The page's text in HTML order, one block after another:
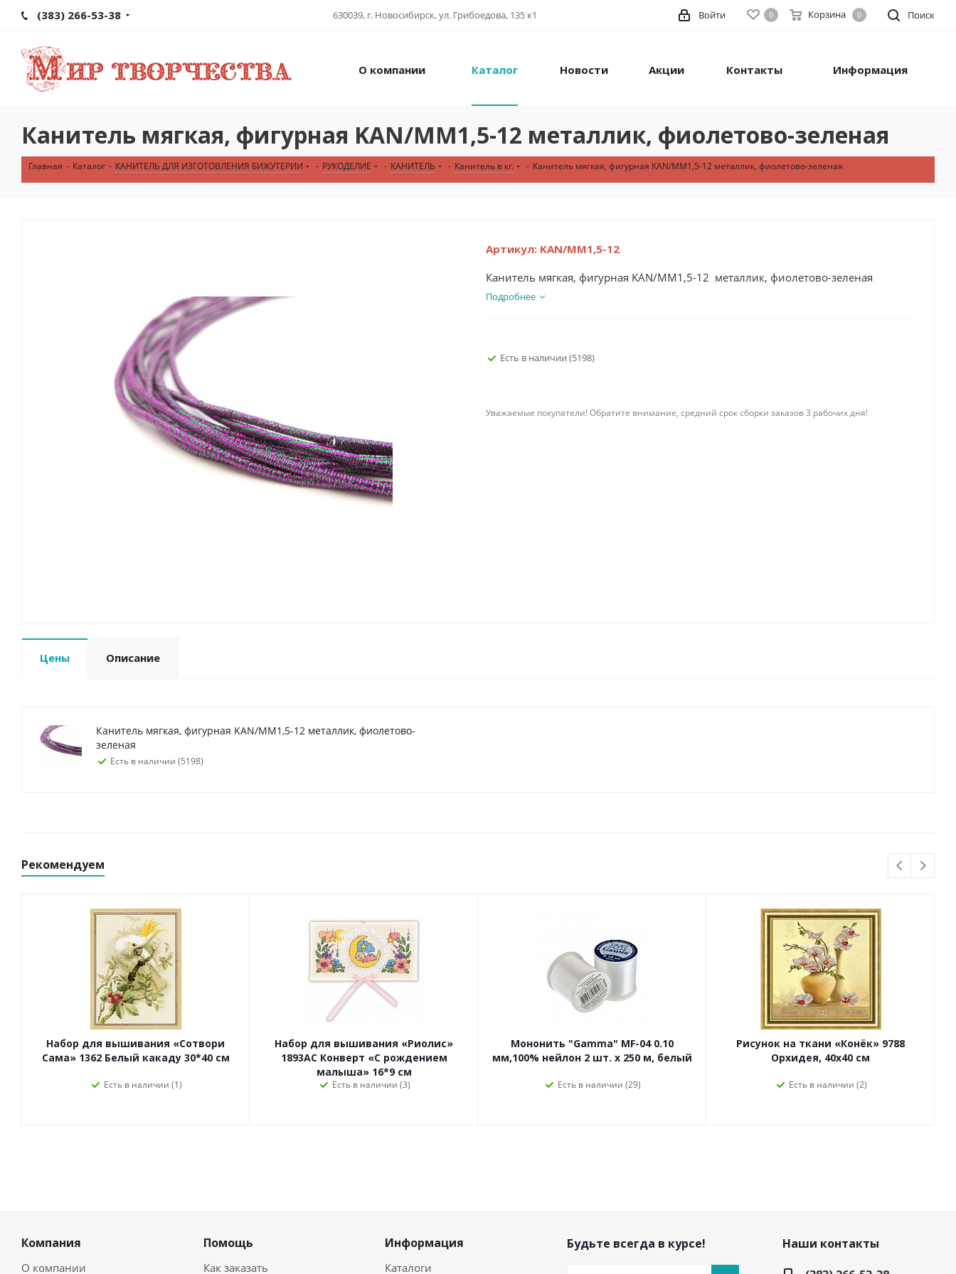
(383) 266-53-38 630039, г. Новосибирск, ул. Грибоедова, 135 к1 Поиск
0 Корзина 0
Войти
О компании Каталог Новости Акции Контакты Информация
Канитель мягкая, фигурная KAN/MM1,5-12 металлик, фиолетово-зеленая
Главная - Каталог - КАНИТЕЛЬ ДЛЯ ИЗГОТОВЛЕНИЯ БИЖУТЕРИИ - РУКОДЕЛИЕ - КАНИТЕЛЬ - Канитель в кг. - Канитель мягкая, фигурная KAN/MM1,5-12 металлик, фиолетово-зеленая
Артикул: KAN/MM1,5-12
Канитель мягкая, фигурная KAN/MM1,5-12 металлик, фиолетово-зеленая
Подробнее
Есть в наличии (5198)
Уважаемые покупатели! Обратите внимание, средний срок сборки заказов 3 рабочих дня!
Цены Описание
Канитель мягкая, фигурная KAN/MM1,5-12 металлик, фиолетово-
зеленая
Есть в наличии (5198)
Рекомендуем
Набор для вышивания «Сотвори
Сама» 1362 Белый какаду 30*40 см
Есть в наличии (1)
Набор для вышивания «Риолис»
1893АС Конверт «С рождением
малыша» 16*9 см
Есть в наличии (3)
Мононить "Gamma" MF-04 0.10
мм,100% нейлон 2 шт. х 250 м, белый
Есть в наличии (29)
Рисунок на ткани «Конёк» 9788
Орхидея, 40х40 см
Есть в наличии (2)
Компания
О компании
Помощь
Как заказать
Информация
Каталоги
Будьте всегда в курсе!
Наши контакты